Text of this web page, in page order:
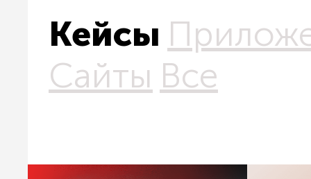
Кейсы
Сайты Все